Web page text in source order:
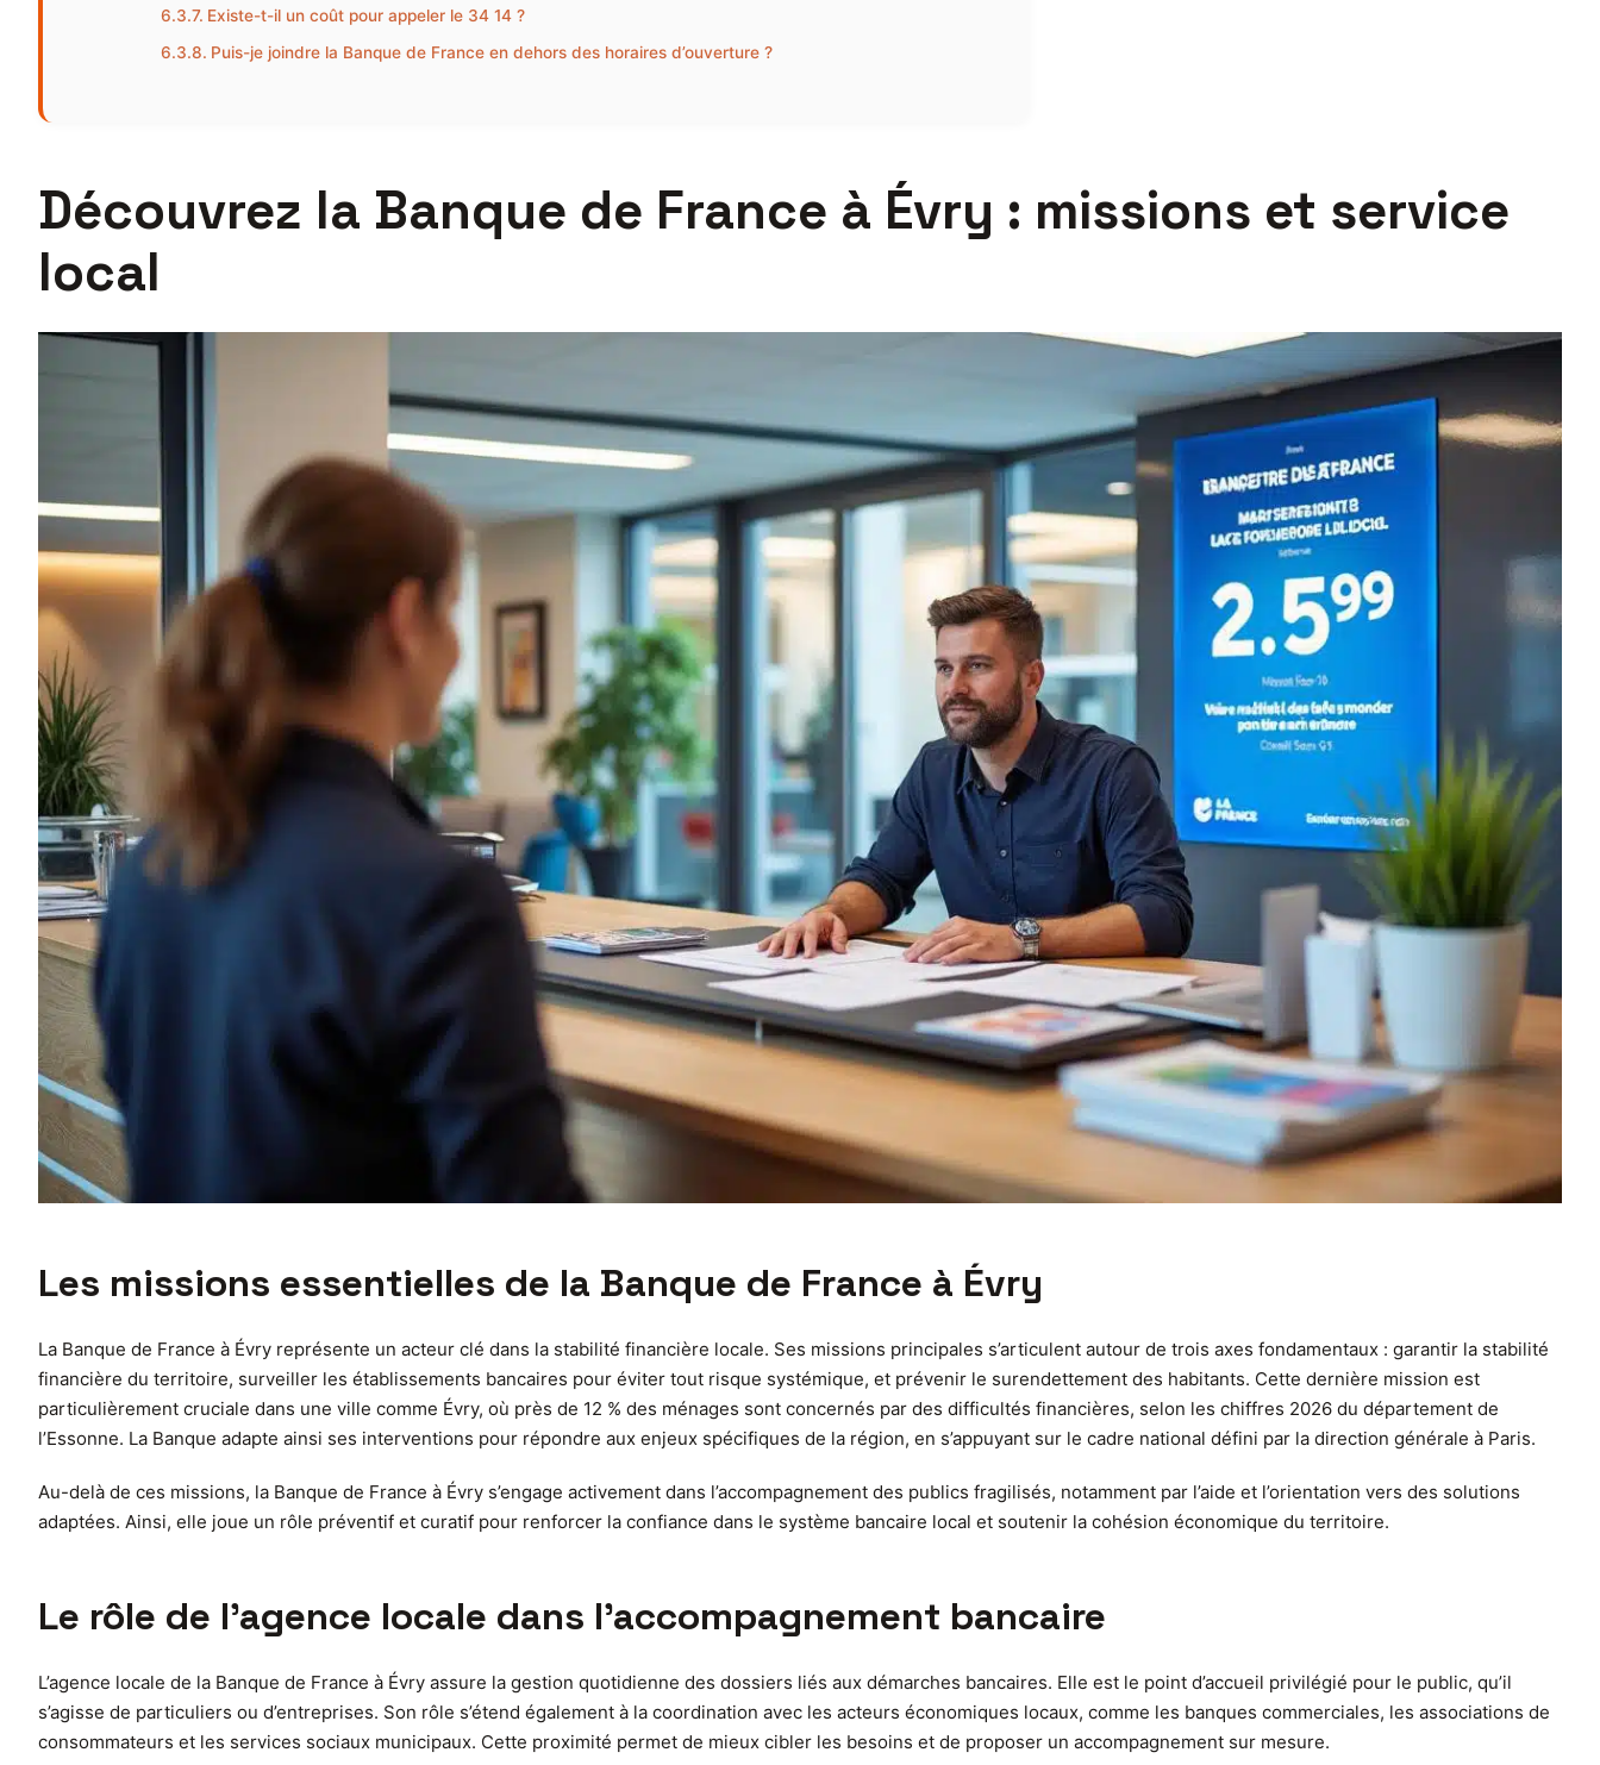
Existe-t-il un coût pour appeler le 34 14 ?
Puis-je joindre la Banque de France en dehors des horaires d’ouverture ?
Découvrez la Banque de France à Évry : missions et service
local
Les missions essentielles de la Banque de France à Évry
La Banque de France à Évry représente un acteur clé dans la stabilité financière locale. Ses missions principales s’articulent autour de trois axes fondamentaux : garantir la stabilité
financière du territoire, surveiller les établissements bancaires pour éviter tout risque systémique, et prévenir le surendettement des habitants. Cette dernière mission est
particulièrement cruciale dans une ville comme Évry, où près de 12 % des ménages sont concernés par des difficultés financières, selon les chiffres 2026 du département de
l’Essonne. La Banque adapte ainsi ses interventions pour répondre aux enjeux spécifiques de la région, en s’appuyant sur le cadre national défini par la direction générale à Paris.
Au-delà de ces missions, la Banque de France à Évry s’engage activement dans l’accompagnement des publics fragilisés, notamment par l’aide et l’orientation vers des solutions
adaptées. Ainsi, elle joue un rôle préventif et curatif pour renforcer la confiance dans le système bancaire local et soutenir la cohésion économique du territoire.
Le rôle de l’agence locale dans l’accompagnement bancaire
L’agence locale de la Banque de France à Évry assure la gestion quotidienne des dossiers liés aux démarches bancaires. Elle est le point d’accueil privilégié pour le public, qu’il
s’agisse de particuliers ou d’entreprises. Son rôle s’étend également à la coordination avec les acteurs économiques locaux, comme les banques commerciales, les associations de
consommateurs et les services sociaux municipaux. Cette proximité permet de mieux cibler les besoins et de proposer un accompagnement sur mesure.